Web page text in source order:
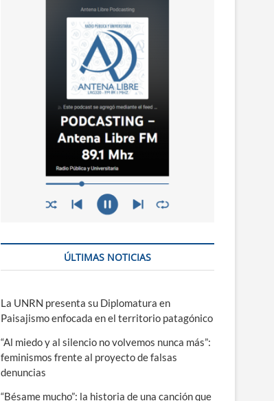
ÚLTIMAS NOTICIAS
La UNRN presenta su Diplomatura en
Paisajismo enfocada en el territorio patagónico
“Al miedo y al silencio no volvemos nunca más”:
feminismos frente al proyecto de falsas
denuncias
“Bésame mucho”: la historia de una canción que